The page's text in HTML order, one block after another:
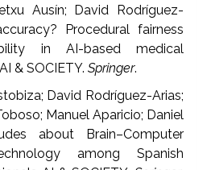
Ausín; David Rodríguez-
Procedural fairness
in AI-based medical
& SOCIETY.Springer.
David Rodríguez-Arias;
Manuel Aparicio; Daniel
about Brain–Computer
among Spanish